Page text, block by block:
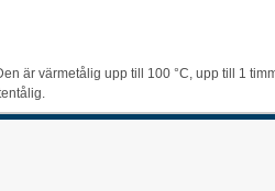
är värmetålig upp till 100 °C, upp till 1